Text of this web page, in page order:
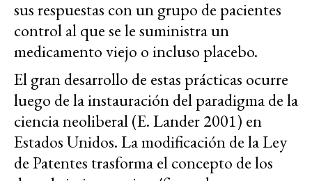
sus respuestas con un grupo de pacientes
control al que se le suministra un
medicamento viejo o incluso placebo.
El gran desarrollo de estas prácticas ocurre
luego de la instauración del paradigma de la
ciencia neoliberal (E. Lander 2001) en
Estados Unidos. La modificación de la Ley
de Patentes trasforma el concepto de los